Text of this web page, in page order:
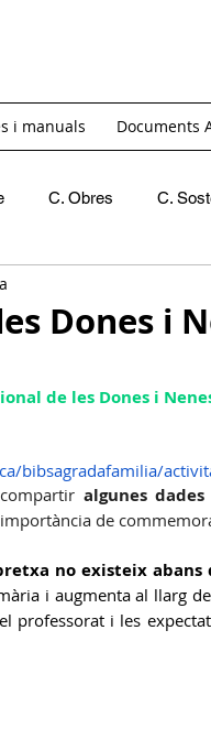
i manuals Documents
C. Obres C.
GT Projecte Pati
Dones i
de les Dones i
bibsagradafamilia/
algunes
importància de
no existeix abans
i augmenta al llarg
professorat i les